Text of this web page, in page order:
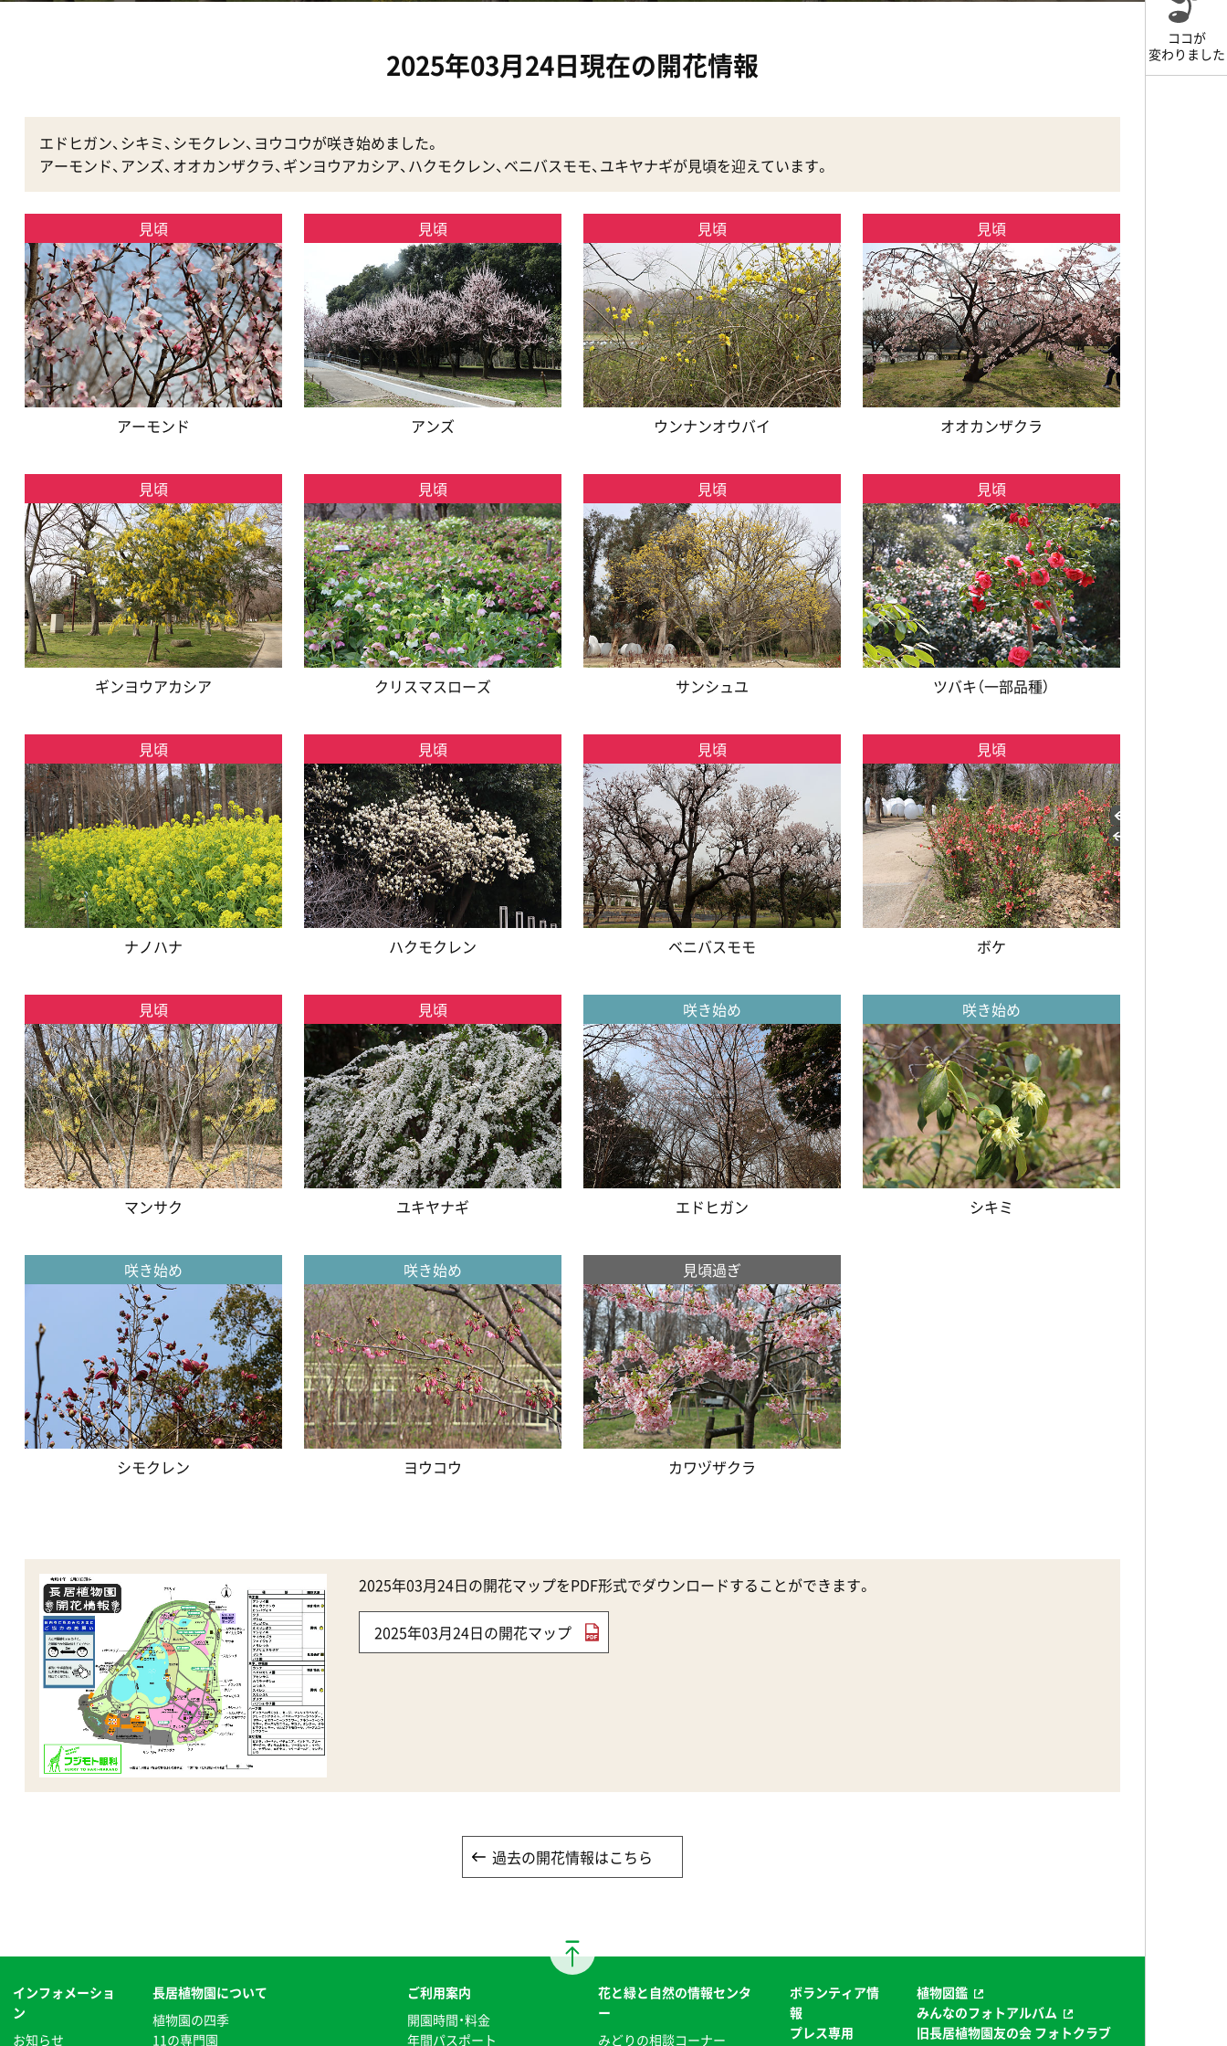
ココが
変わりました
2025年03月24日現在の開花情報
エドヒガン、シキミ、シモクレン、ヨウコウが咲き始めました。
アーモンド、アンズ、オオカンザクラ、ギンヨウアカシア、ハクモクレン、ベニバスモモ、ユキヤナギが見頃を迎えています。
見頃
アーモンド
見頃
アンズ
見頃
ウンナンオウバイ
見頃
オオカンザクラ
見頃
ギンヨウアカシア
見頃
クリスマスローズ
見頃
サンシュユ
見頃
ツバキ（一部品種）
見頃
ナノハナ
見頃
ハクモクレン
見頃
ベニバスモモ
見頃
ボケ
見頃
マンサク
見頃
ユキヤナギ
咲き始め
エドヒガン
咲き始め
シキミ
咲き始め
シモクレン
咲き始め
ヨウコウ
見頃過ぎ
カワヅザクラ
2025年03月24日の開花マップをPDF形式でダウンロードすることができます。
2025年03月24日の開花マップ
過去の開花情報はこちら
インフォメーショ
ン
お知らせ
長居植物園について
植物園の四季
11の専門園
ご利用案内
開園時間・料金
年間パスポート
花と緑と自然の情報センタ
ー
みどりの相談コーナー
ボランティア情
報
プレス専用
植物図鑑
みんなのフォトアルバム
旧長居植物園友の会 フォトクラブ